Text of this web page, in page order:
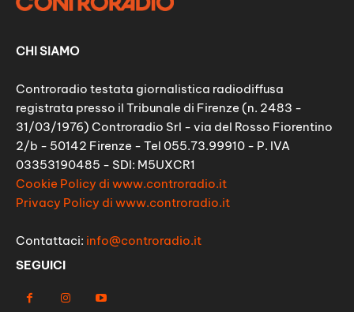
CHI SIAMO
Controradio testata giornalistica radiodiffusa
registrata presso il Tribunale di Firenze (n. 2483 -
31/03/1976) Controradio Srl - via del Rosso Fiorentino
2/b - 50142 Firenze - Tel 055.73.99910 - P. IVA
03353190485 - SDI: M5UXCR1
Cookie Policy di www.controradio.it
Privacy Policy di www.controradio.it
Contattaci: info@controradio.it
SEGUICI